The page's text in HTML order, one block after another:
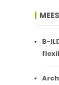
B-